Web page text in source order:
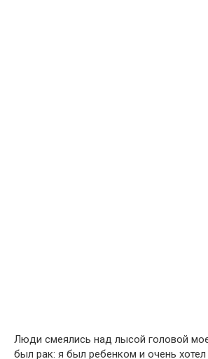
Люди смеялись над лысой головой
был рак: я был ребенком и очень